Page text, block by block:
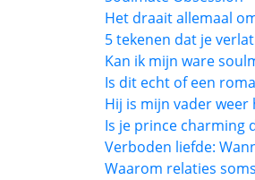
Het draait allemaal
5 tekenen dat je
Kan ik mijn ware
Is dit echt of een
Hij is mijn vader
Is je prince charming
Verboden liefde:
Waarom relaties